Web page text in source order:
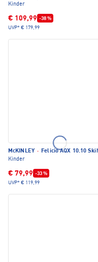
Kinder
€ 109,99 -38 %
UVP* € 179,99
McKINLEY · Felicio AQX 10.10
Kinder
€ 79,99 -33 %
UVP* € 119,99